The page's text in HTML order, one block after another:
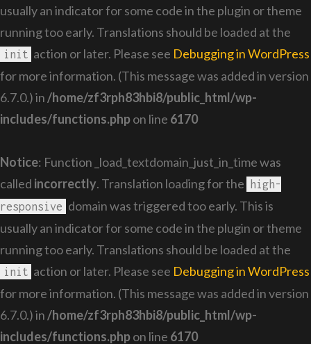
usually an indicator for some code in the plugin or theme
running too early. Translations should be loaded at the
init action or later. Please see Debugging in WordPress
for more information. (This message was added in version
6.7.0.) in /home/zf3rph83hbi8/public_html/wp-
includes/functions.phpon line 6170
Notice: Function _load_textdomain_just_in_time was
called incorrectly. Translation loading for the
high-
responsive domain was triggered too early. This is
usually an indicator for some code in the plugin or theme
running too early. Translations should be loaded at the
init action or later. Please see Debugging in WordPress
for more information. (This message was added in version
6.7.0.) in /home/zf3rph83hbi8/public_html/wp-
includes/functions.phpon line 6170